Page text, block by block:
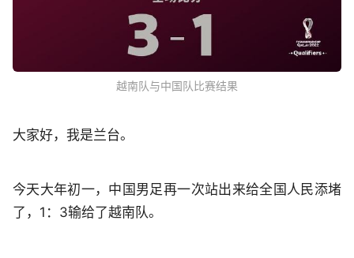
越南队与中国队比赛结果
大家好，我是兰台。
今天大年初一，中国男足再一次站出来给全国人民添堵
了，1：3输给了越南队。